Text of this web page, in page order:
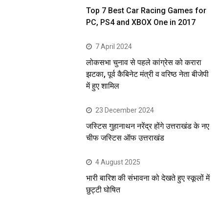
Top 7 Best Car Racing Games for
PC, PS4 and XBOX One in 2017
7 April 2024
लोकसभा चुनाव से पहले कांग्रेस को करारा
झटका, पूर्व कैबिनेट मंत्री व वरिष्ठ नेता बीजेपी
में हुए शामिल
23 December 2024
जस्टिस गुहानाथन नरेंद्र होंगे उत्तराखंड के नए
चीफ जस्टिस ऑफ उत्तराखंड
4 August 2025
भारी बारिश की संभावना को देखते हुए स्कूलों में
छुट्टी घोषित